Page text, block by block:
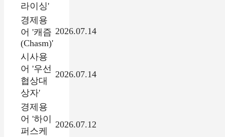
라이싱'
경제용
어 '캐즘
(Chasm)'
2026.07.14
시사용
어 '우선
협상대
상자'
2026.07.14
경제용
어 '하이
퍼스케
2026.07.12